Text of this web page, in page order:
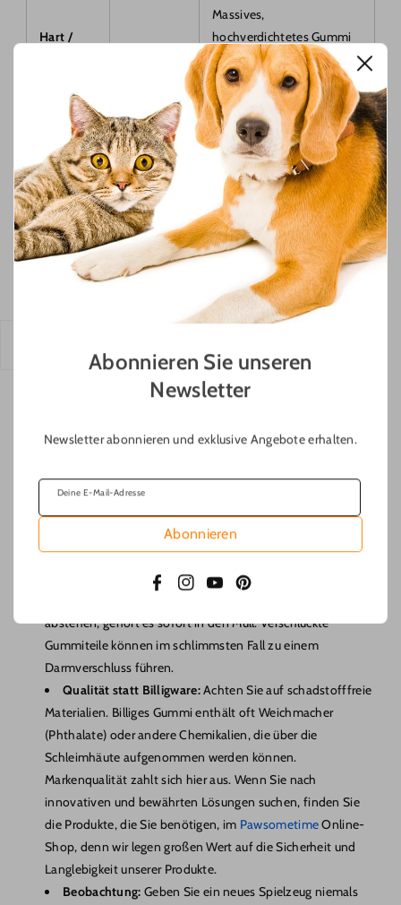
Abonnieren Sie unseren
Newsletter
Newsletter abonnieren und exklusive Angebote erhalten.
Deine E-Mail-Adresse
Abonnieren
FacebookInstagram
YouTubePinterest
Hart /
"Zerstörer"
Massives,
hochverdichtetes Gummi
für Rassen wie Bullterrier
oder Schäferhunde.
Die Funktion entscheidet
Überlegen Sie sich vor dem Kauf, was Sie erreichen wollen.
Möchten Sie den Hund im Garten auspowern? Dann ist ein
Wurfspielzeug mit guten Flugeigenschaften ideal. Soll der
Hund zur Ruhe kommen? Dann wählen Sie ein klassisches
Kauspielzeug oder ein Intelligenzmodell, das man mit Leckerlis
bestücken kann.
Die Größe: Sicherheit geht vor
Dies ist der wichtigste Punkt überhaupt. Ein Gummispielzeug
verschlucken oder in den Rachen bekommen kann. Es sollte
immer so dimensioniert sein, dass es bequem im Maul
getragen werden kann, aber groß genug ist, um nicht hinter die
die Nummer größer!
Wichtige Hinweise zur sicheren Nutzung
Auch das beste Material hält nicht ewig. Sicherheit beginnt bei
der regelmäßigen Inspektion durch den Halter.
Regelmäßige Kontrolle:Untersuchen Sie das Spielzeug
nach jeder Nutzung. Zeigen sich tiefe Risse? Fehlen bereits
abstehen, gehört es sofort in den Müll. Verschluckte
Gummiteile können im schlimmsten Fall zu einem
Darmverschluss führen.
Qualität statt Billigware:Achten Sie auf schadstofffreie
Materialien. Billiges Gummi enthält oft Weichmacher
(Phthalate) oder andere Chemikalien, die über die
Schleimhäute aufgenommen werden können.
Markenqualität zahlt sich hier aus. Wenn Sie nach
innovativen und bewährten Lösungen suchen, finden Sie
die Produkte, die Sie benötigen, im PawsometimeOnline-
Shop, denn wir legen großen Wert auf die Sicherheit und
Langlebigkeit unserer Produkte.
Beobachtung: Geben Sie ein neues Spielzeug niemals